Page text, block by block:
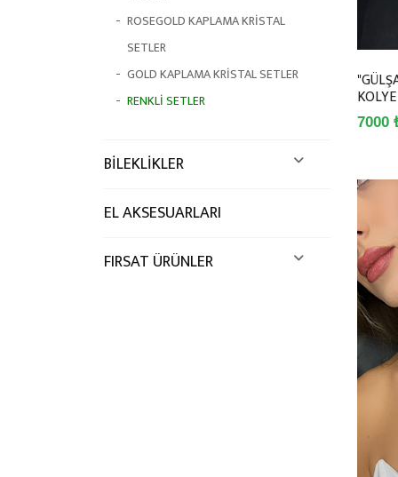
ROSEGOLD KAPLAMA KRİSTAL
SETLER
GOLD KAPLAMA KRİSTAL SETLER
RENKLİ SETLER
BİLEKLİKLER
EL AKSESUARLARI
FIRSAT ÜRÜNLER
KOLYE
7000